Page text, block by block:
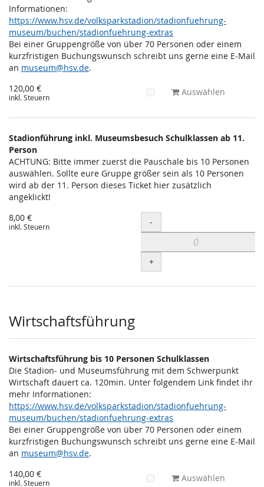
Informationen:
https://www.hsv.de/volksparkstadion/stadionfuehrung-
museum/buchen/stadionfuehrung-extras
Bei einer Gruppengröße von über 70 Personen oder einem
kurzfristigen Buchungswunsch schreibt uns gerne eine E-Mail
an museum@hsv.de.
120,00 €
inkl. Steuern Auswählen
Stadionführung inkl. Museumsbesuch Schulklassen ab 11.
Person
ACHTUNG: Bitte immer zuerst die Pauschale bis 10 Personen
auswählen. Sollte eure Gruppe größer sein als 10 Personen
wird ab der 11. Person dieses Ticket hier zusätzlich
angeklickt!
8,00 €
inkl. Steuern Menge
-
+
Wirtschaftsführung
Wirtschaftsführung bis 10 Personen Schulklassen
Die Stadion- und Museumsführung mit dem Schwerpunkt
Wirtschaft dauert ca. 120min. Unter folgendem Link findet ihr
mehr Informationen:
https://www.hsv.de/volksparkstadion/stadionfuehrung-
museum/buchen/stadionfuehrung-extras
Bei einer Gruppengröße von über 70 Personen oder einem
kurzfristigen Buchungswunsch schreibt uns gerne eine E-Mail
an museum@hsv.de.
140,00 €
inkl. Steuern Auswählen